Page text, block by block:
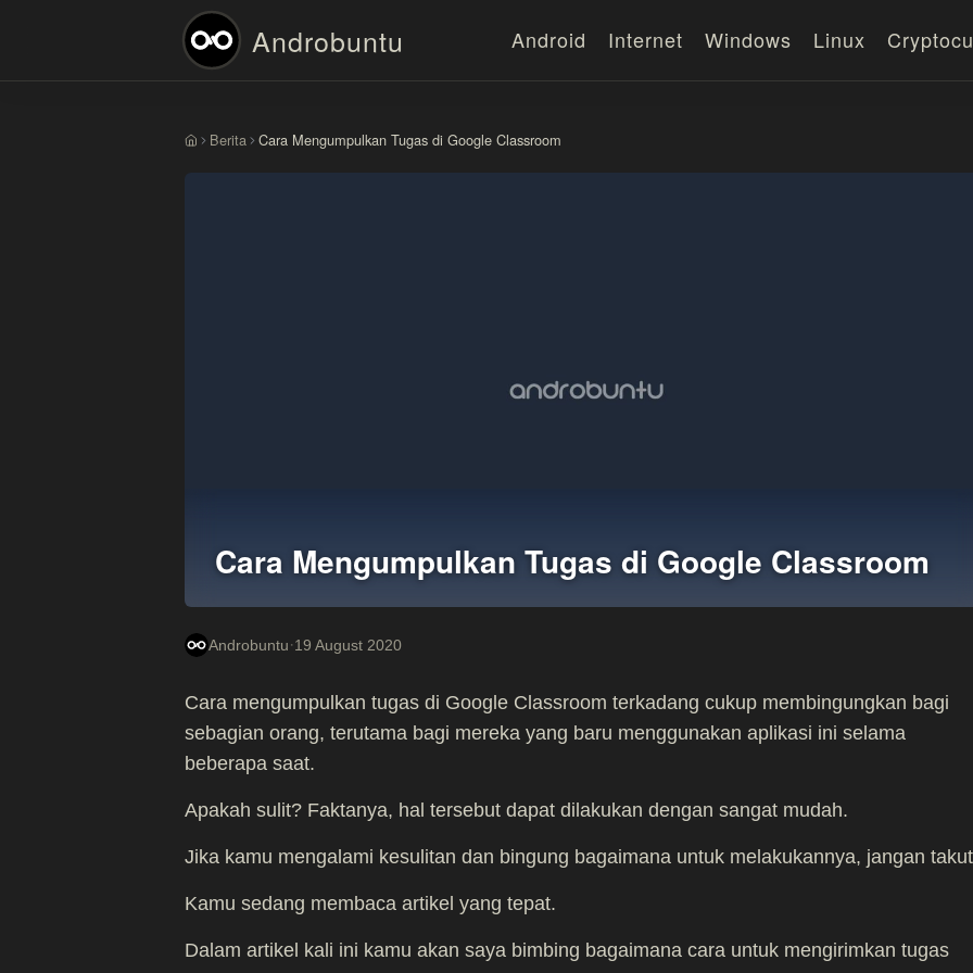
Androbuntu Android Internet Windows Linux
Beranda
Berita Cara Mengumpulkan Tugas di Google Classroom
Cara Mengumpulkan Tugas di Google Classroom
Androbuntu·19 August 2020
Cara mengumpulkan tugas di Google Classroom terkadang cukup membingungkan bagi
sebagian orang, terutama bagi mereka yang baru menggunakan aplikasi ini selama
beberapa saat.
Apakah sulit? Faktanya, hal tersebut dapat dilakukan dengan sangat mudah.
Jika kamu mengalami kesulitan dan bingung bagaimana untuk melakukannya, jangan
Kamu sedang membaca artikel yang tepat.
Dalam artikel kali ini kamu akan saya bimbing bagaimana cara untuk mengirimkan tugas